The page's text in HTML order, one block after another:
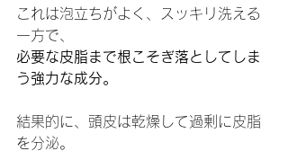
これは泡立ちがよく、スッキリ洗える
一方で、
必要な皮脂まで根こそぎ落としてしま
う強力な成分。
結果的に、頭皮は乾燥して過剰に皮脂
を分泌。